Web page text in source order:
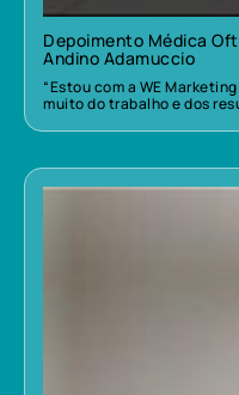
Depoimento Médica
Andino Adamuccio
“Estou com a WE
muito do trabalho e dos